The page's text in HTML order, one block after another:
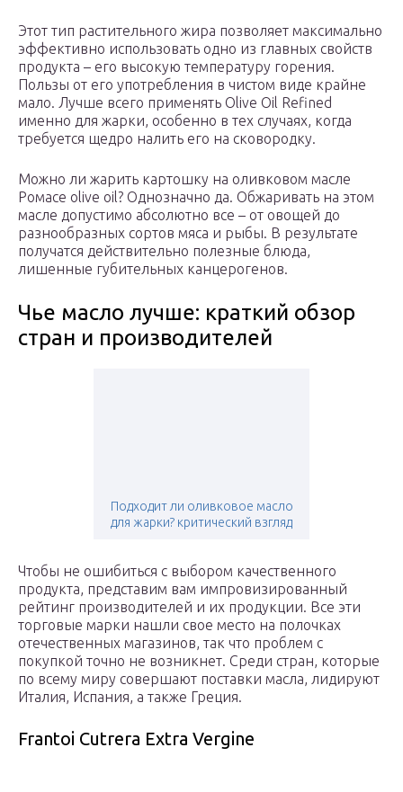
Этот тип растительного жира позволяет максимально
эффективно использовать одно из главных свойств
продукта – его высокую температуру горения.
Пользы от его употребления в чистом виде крайне
мало. Лучше всего применять Olive Oil Refined
именно для жарки, особенно в тех случаях, когда
требуется щедро налить его на сковородку.
Можно ли жарить картошку на оливковом масле
Ромасе olive oil? Однозначно да. Обжаривать на этом
масле допустимо абсолютно все – от овощей до
разнообразных сортов мяса и рыбы. В результате
получатся действительно полезные блюда,
лишенные губительных канцерогенов.
Чье масло лучше: краткий обзор
стран и производителей
Подходит ли оливковое масло
для жарки? критический взгляд
Чтобы не ошибиться с выбором качественного
продукта, представим вам импровизированный
рейтинг производителей и их продукции. Все эти
торговые марки нашли свое место на полочках
отечественных магазинов, так что проблем с
покупкой точно не возникнет. Среди стран, которые
по всему миру совершают поставки масла, лидируют
Италия, Испания, а также Греция.
Frantoi Cutrera Extra Vergine